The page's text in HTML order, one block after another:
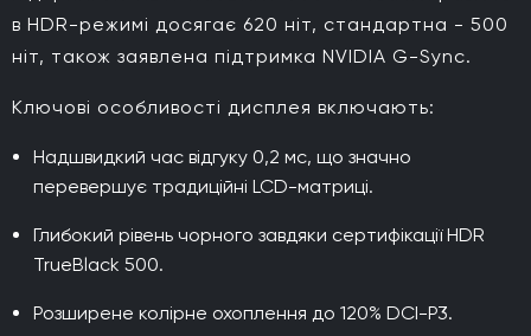
в HDR-режимі досягає 620 ніт, стандартна - 500
ніт, також заявлена підтримка NVIDIA G-Sync.
Ключові особливості дисплея включають:
Надшвидкий час відгуку 0,2 мс, що значно
перевершує традиційні LCD-матриці.
Глибокий рівень чорного завдяки сертифікації HDR
TrueBlack 500.
Розширене колірне охоплення до 120% DCI-P3.